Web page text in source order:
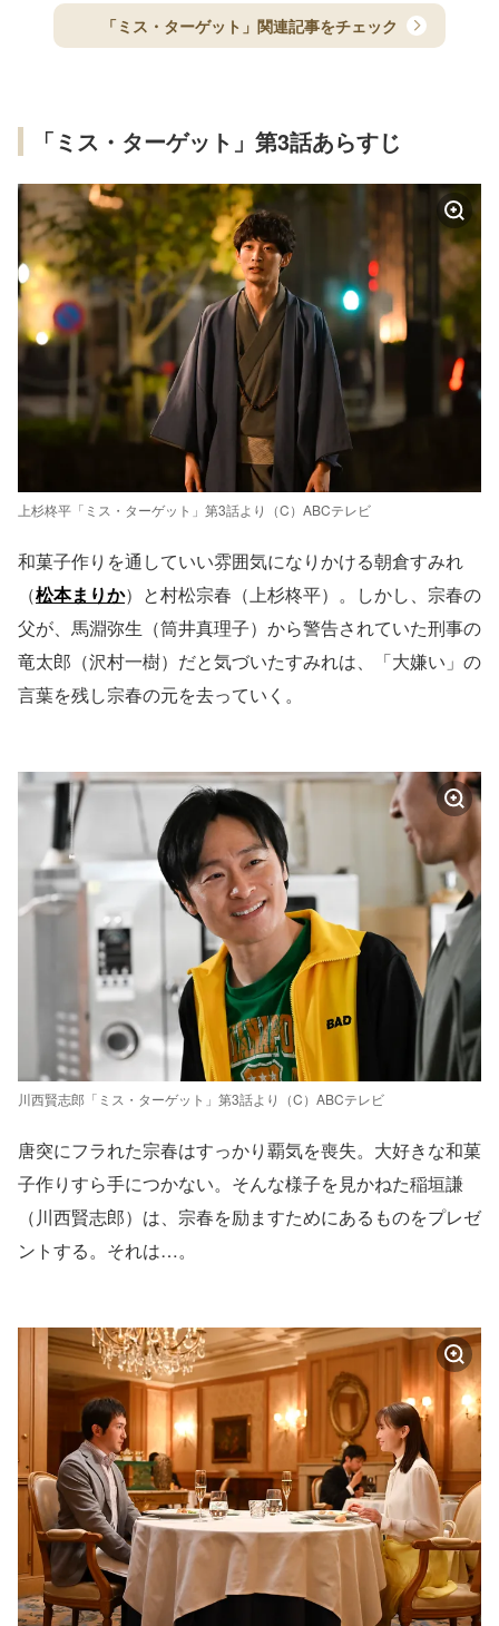
「ミス・ターゲット」関連記事をチェック
「ミス・ターゲット」第3話あらすじ
上杉柊平「ミス・ターゲット」第3話より（C）ABCテレビ
和菓子作りを通していい雰囲気になりかける朝倉すみれ
（松本まりか）と村松宗春（上杉柊平）。しかし、宗春の
父が、馬淵弥生（筒井真理子）から警告されていた刑事の
竜太郎（沢村一樹）だと気づいたすみれは、「大嫌い」の
言葉を残し宗春の元を去っていく。
川西賢志郎「ミス・ターゲット」第3話より（C）ABCテレビ
唐突にフラれた宗春はすっかり覇気を喪失。大好きな和菓
子作りすら手につかない。そんな様子を見かねた稲垣謙
（川西賢志郎）は、宗春を励ますためにあるものをプレゼ
ントする。それは…。